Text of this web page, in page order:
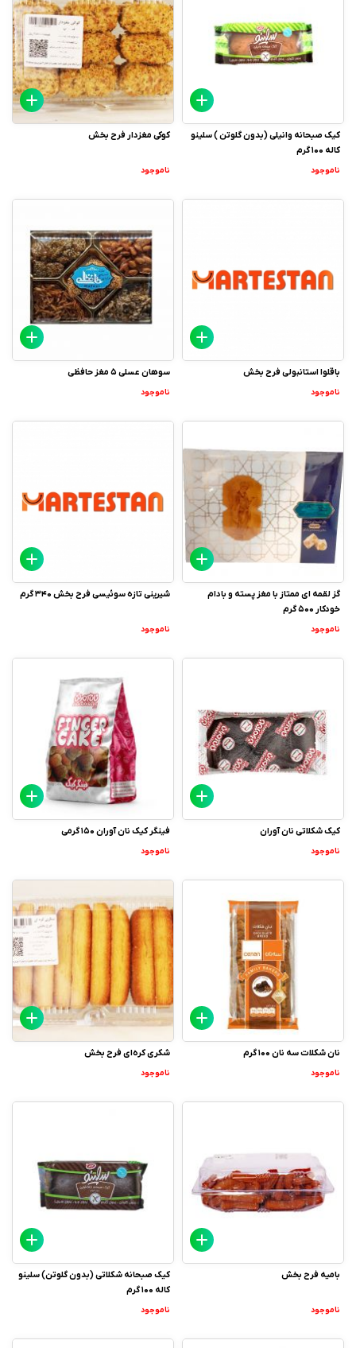
کیک صبحانه وانیلی (بدون گلوتن ) سلینو
کاله 100 گرم
ناموجود
کوکی مغزدار فرح بخش
ناموجود
باقلوا استانبولی فرح بخش
ناموجود
سوهان عسلی 5 مغز حافظی
ناموجود
گز لقمه ای ممتاز با مغز پسته و بادام
خودکار 500 گرم
ناموجود
شیرینی تازه سوئیسی فرح بخش 340 گرم
ناموجود
کیک شکلاتی نان آوران
ناموجود
فینگر کیک نان آوران 150 گرمی
ناموجود
نان شکلات سه نان 100 گرم
ناموجود
شکری کره‌ای فرح بخش
ناموجود
بامیه فرح بخش
ناموجود
کیک صبحانه شکلاتی (بدون گلوتن) سلینو
کاله 100 گرم
ناموجود